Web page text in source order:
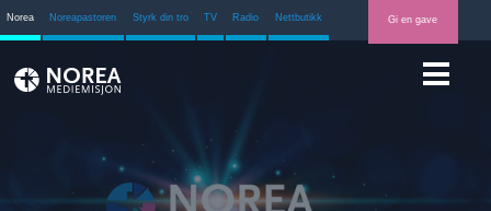
Norea Noreapastoren Styrk din tro TV Radio Nettbutikk Gi en gave